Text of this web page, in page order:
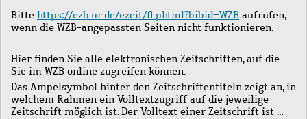
Bitte https://ezb.ur.de/ezeit/fl.phtml?bibid=WZB aufrufen,
wenn die WZB-angepassten Seiten nicht funktionieren.
Hier finden Sie alle elektronischen Zeitschriften, auf die
Sie im WZB online zugreifen können.
Das Ampelsymbol hinter den Zeitschriftentiteln zeigt an, in
welchem Rahmen ein Volltextzugriff auf die jeweilige
Zeitschrift möglich ist. Der Volltext einer Zeitschrift ist …